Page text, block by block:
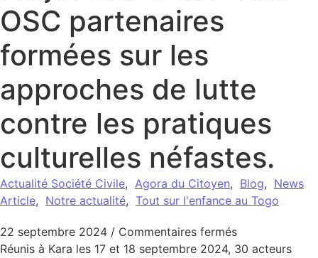
OSC partenaires
formées sur les
approches de lutte
contre les pratiques
culturelles néfastes.
Actualité Société Civile, Agora du Citoyen, Blog, News
Article, Notre actualité, Tout sur l'enfance au Togo
22 septembre 2024 / Commentaires ferméssur Projet
Réunis à Kara les 17 et 18 septembre 2024, 30 acteurs